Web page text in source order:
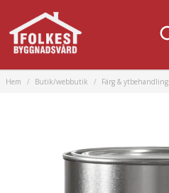
Hem Butik/webbutik Färg & ytbehandling